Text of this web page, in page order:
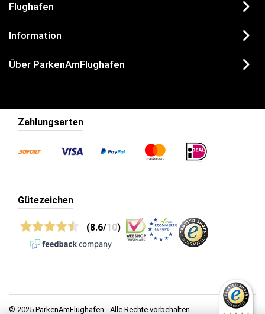
Flughafen
Information
Über ParkenAmFlughafen
Zahlungsarten
Gütezeichen
(8.6/10)
© 2025 ParkenAmFlughafen - Alle Rechte vorbehalten